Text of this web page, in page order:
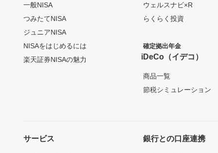
一般NISA
つみたてNISA
ジュニアNISA
NISAをはじめるには
楽天証券NISAの魅力
ウェルスナビ×R
らくらく投資
確定拠出年金
iDeCo（イデコ）
商品一覧
節税シミュレーション
サービス 銀行との口座連携